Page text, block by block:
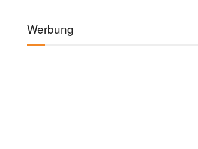
Werbung